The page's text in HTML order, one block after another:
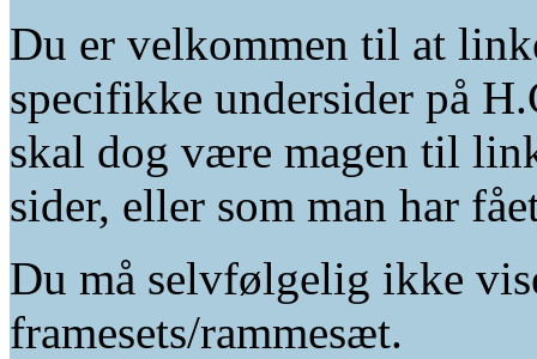
Du er velkommen til at
specifikke undersider på
skal dog være magen til
sider, eller som man har
Du må selvfølgelig ikke
framesets/rammesæt.